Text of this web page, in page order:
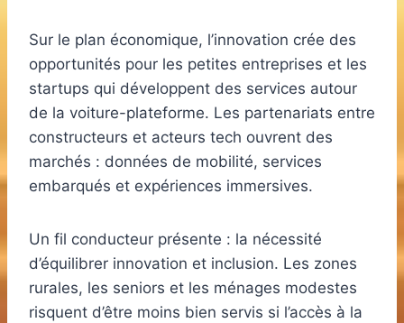
Sur le plan économique, l’innovation crée des
opportunités pour les petites entreprises et les
startups qui développent des services autour
de la voiture-plateforme. Les partenariats entre
constructeurs et acteurs tech ouvrent des
marchés : données de mobilité, services
embarqués et expériences immersives.
Un fil conducteur présente : la nécessité
d’équilibrer innovation et inclusion. Les zones
rurales, les seniors et les ménages modestes
risquent d’être moins bien servis si l’accès à la